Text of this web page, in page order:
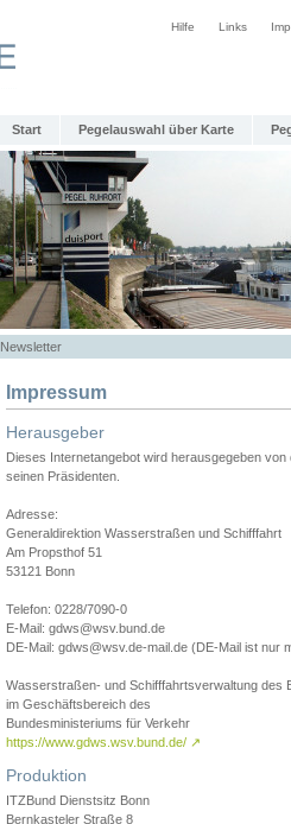
Hilfe Links
Start Pegelauswahl über Karte
Newsletter
Impressum
Herausgeber
Dieses Internetangebot wird herausgegeben
seinen Präsidenten.
Adresse:
Generaldirektion Wasserstraßen und Schifffahrt
Am Propsthof 51
53121 Bonn
Telefon: 0228/7090-0
E-Mail: gdws@wsv.bund.de
DE-Mail: gdws@wsv.de-mail.de (DE-Mail ist nur
Wasserstraßen- und Schifffahrtsverwaltung des
im Geschäftsbereich des
Bundesministeriums für Verkehr
https://www.gdws.wsv.bund.de/ ↗
Produktion
ITZBund Dienstsitz Bonn
Bernkasteler Straße 8